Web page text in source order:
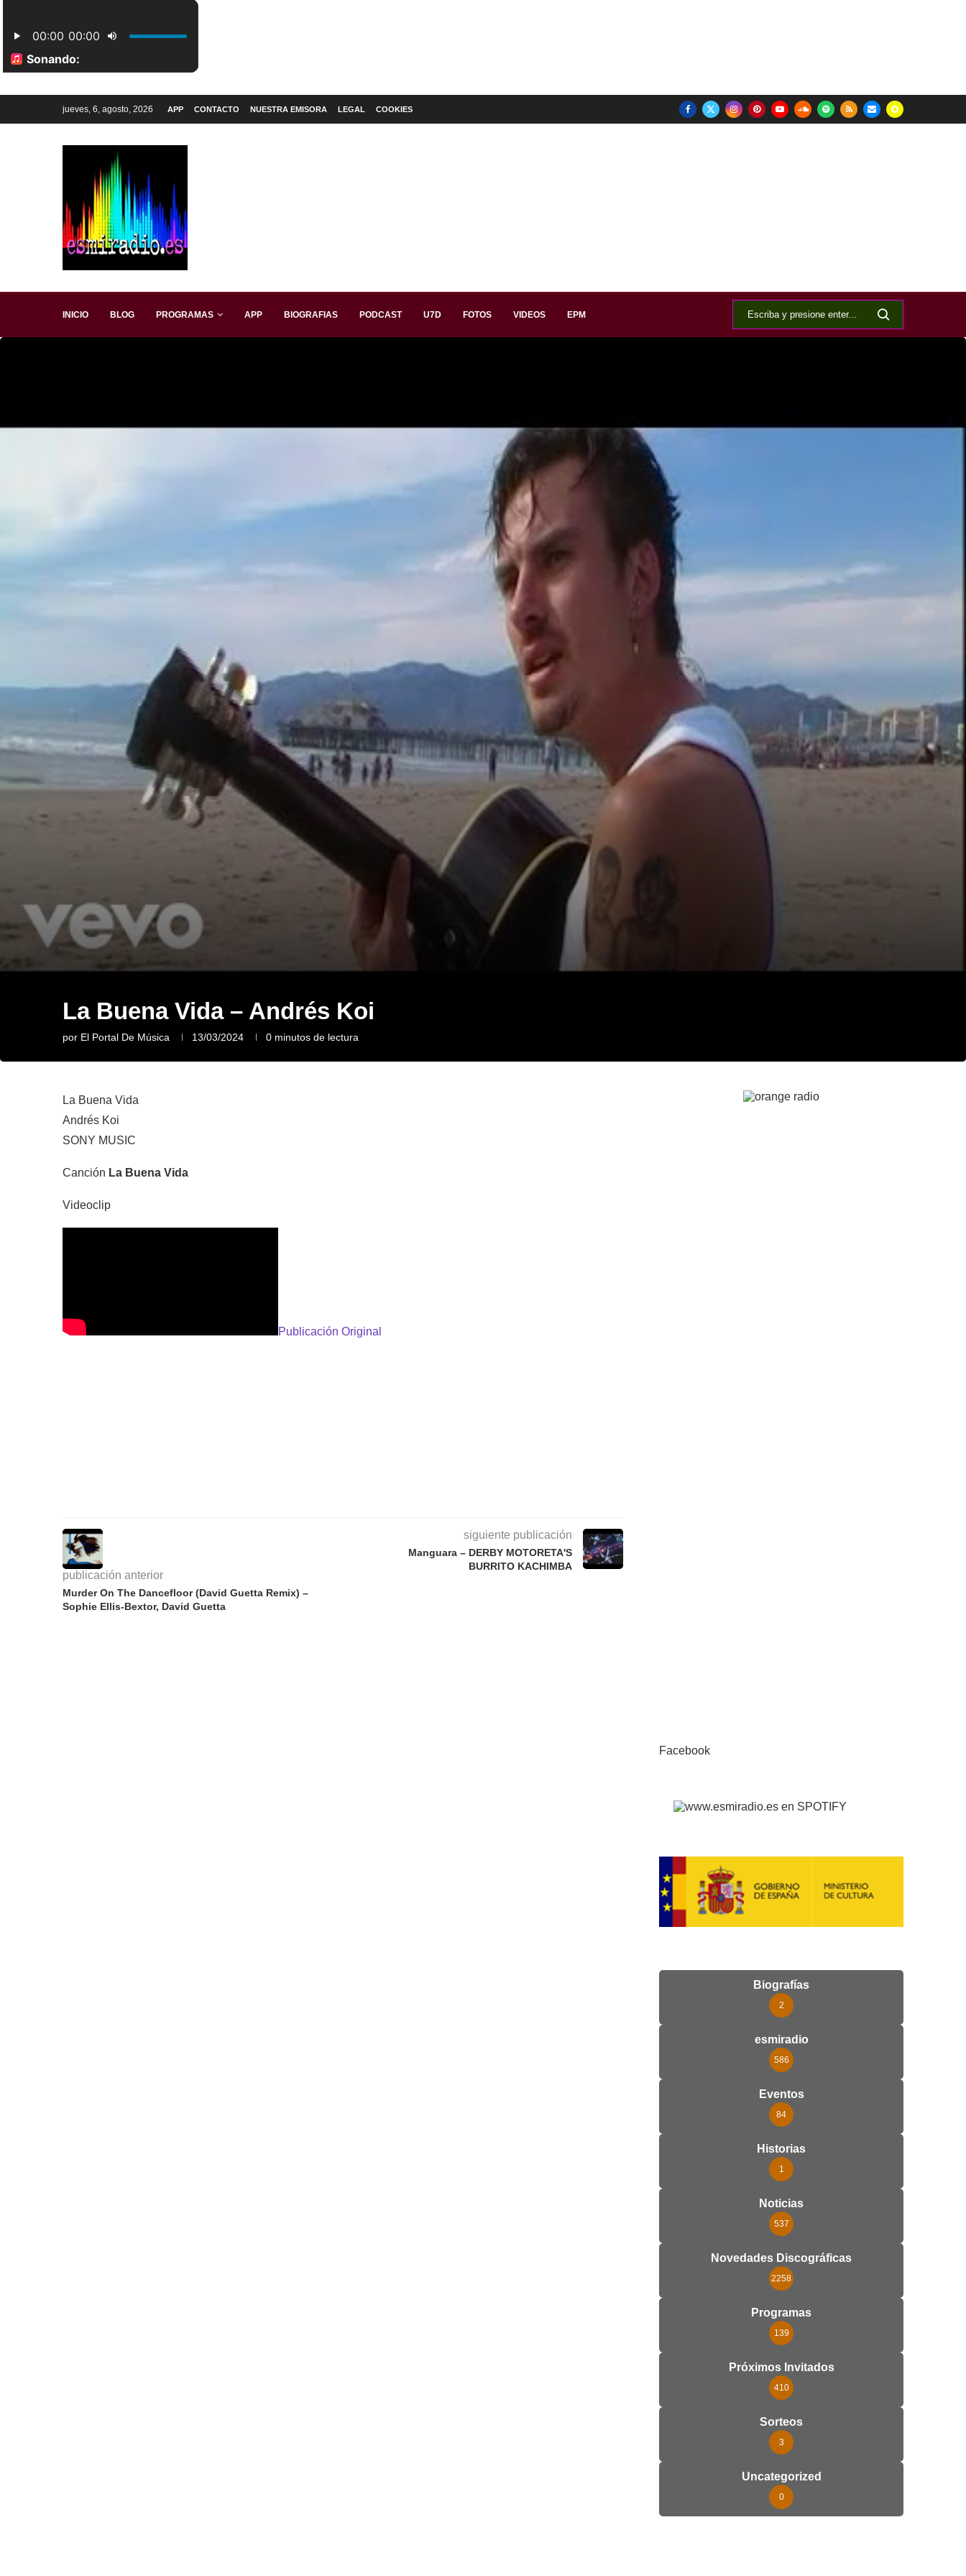
jueves, 6, agosto, 2026 APP CONTACTO NUESTRA EMISORA LEGAL COOKIES
INICIO BLOG PROGRAMAS APP BIOGRAFIAS PODCAST U7D FOTOS VIDEOS EPM
La Buena Vida – Andrés Koi
por El Portal De Música 13/03/2024 0 minutos de lectura
La Buena Vida
Andrés Koi
SONY MUSIC
Canción La Buena Vida
Videoclip
Publicación Original
publicación anterior
Murder On The Dancefloor (David Guetta Remix) –
Sophie Ellis-Bextor, David Guetta
siguiente publicación
Manguara – DERBY MOTORETA'S
BURRITO KACHIMBA
Facebook
Biografías
2
esmiradio
586
Eventos
84
Historias
1
Noticias
537
Novedades Discográficas
2258
Programas
139
Próximos Invitados
410
Sorteos
3
Uncategorized
0